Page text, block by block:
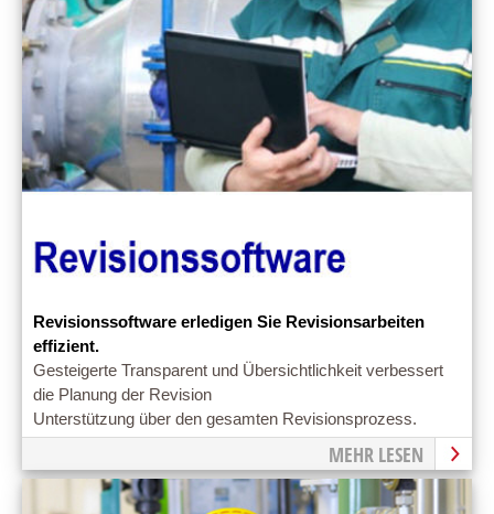
Revisionssoftware erledigen Sie Revisionsarbeiten
effizient.
Gesteigerte Transparent und Übersichtlichkeit verbessert
die Planung der Revision
Unterstützung über den gesamten Revisionsprozess.
MEHR LESEN